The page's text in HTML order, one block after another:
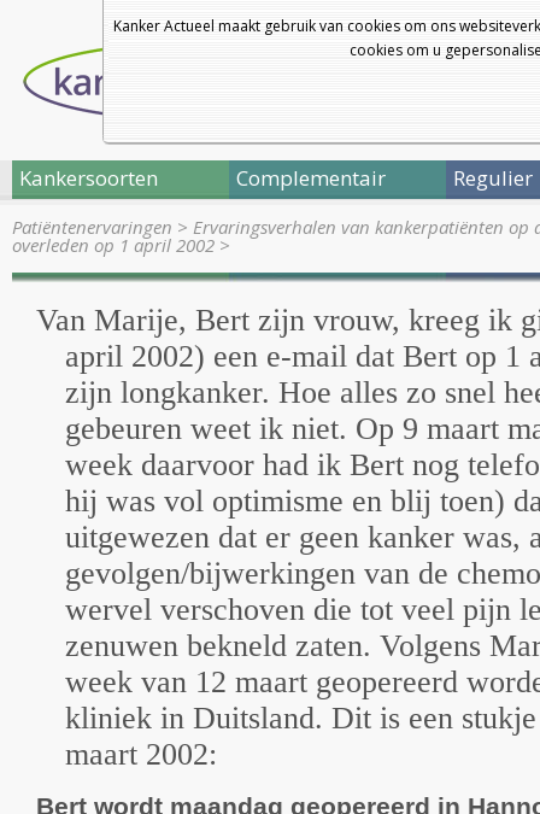
Kanker Actueel maakt gebruik van cookies om ons
cookies om u
Kankersoorten Complementair Regulier
Patiëntenervaringen > Ervaringsverhalen van kankerpatiënten op
overleden op 1 april 2002 >
Van Marije, Bert zijn vrouw, kreeg ik
april 2002) een e-mail dat Bert op 1
zijn longkanker. Hoe alles zo snel
gebeuren weet ik niet. Op 9 maart
week daarvoor had ik Bert nog
hij was vol optimisme en blij toen)
uitgewezen dat er geen kanker was,
gevolgen/bijwerkingen van de
wervel verschoven die tot veel pijn
zenuwen bekneld zaten. Volgens
week van 12 maart geopereerd
kliniek in Duitsland. Dit is een
maart 2002:
Bert wordt maandag geopereerd in